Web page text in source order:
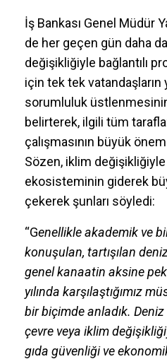
İş Bankası Genel Müdür
de her geçen gün daha
değişikliğiyle bağlantılı
için tek tek vatandaşların
sorumluluk üstlenmesinin
belirterek, ilgili tüm
çalışmasının büyük önem
Sözen, iklim
ekosisteminin giderek
çekerek şunları söyledi:
“Genellikle akademik ve
konuşulan, tartışılan
genel kanaatin aksine pek
yılında karşılaştığımız
bir biçimde anladık.
çevre veya iklim
gıda güvenliği ve